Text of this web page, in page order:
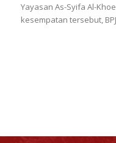
Yayasan As-Syifa Al-
kesempatan tersebut,